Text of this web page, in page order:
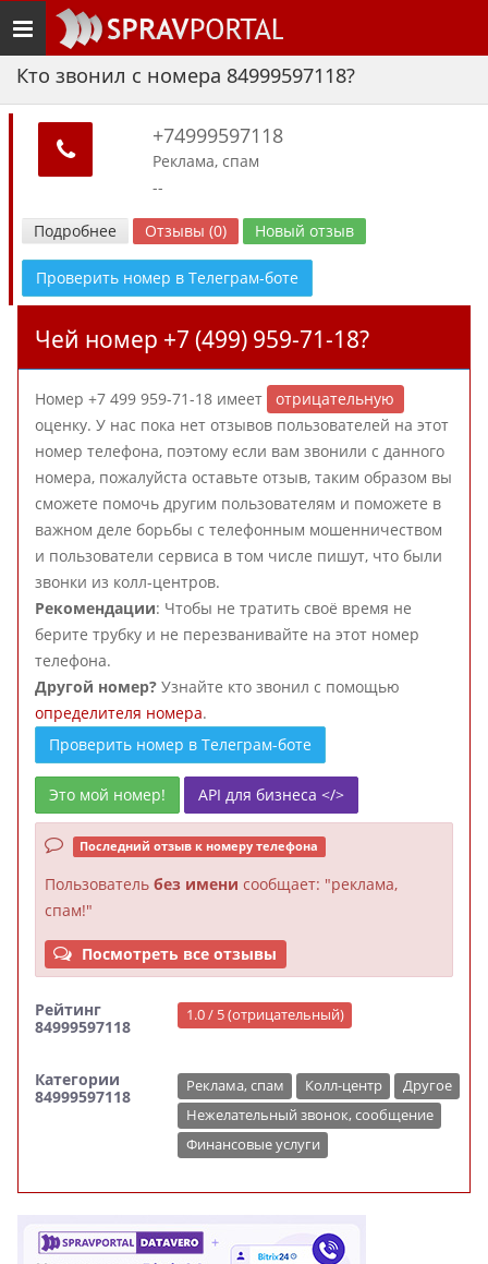
Toggle
navigation
Кто звонил с номера 84999597118?
+74999597118
Реклама, спам
--
Подробнее Отзывы (0) Новый отзыв
Проверить номер в Телеграм-боте
Чей номер +7 (499) 959-71-18?
Номер +7 499 959-71-18 имеет
отрицательную
оценку. У нас пока нет отзывов пользователей на этот
номер телефона, поэтому если вам звонили с данного
номера, пожалуйста оставьте отзыв, таким образом вы
сможете помочь другим пользователям и поможете в
важном деле борьбы с телефонным мошенничеством
и пользователи сервиса в том числе пишут, что были
звонки из колл-центров.
Рекомендации: Чтобы не тратить своё время не
берите трубку и не перезванивайте на этот номер
телефона.
Другой номер? Узнайте кто звонил с помощью
определителя номера.
Проверить номер в Телеграм-боте
Это мой номер! API для бизнеса </>
Последний отзыв к номеру телефона
Пользователь без имени сообщает: "реклама,
спам!"
Посмотреть все отзывы
Рейтинг
84999597118
1.0 / 5 (отрицательный)
Категории
84999597118
Реклама, спам Колл-центр
Другое
Нежелательный звонок, сообщение
Финансовые услуги